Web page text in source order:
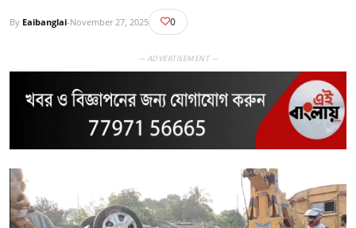
By Eaibanglai-November 27, 2025 0
— ADVERTISEMENT —